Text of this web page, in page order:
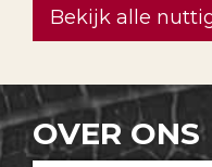
Bekijk alle
OVER ONS